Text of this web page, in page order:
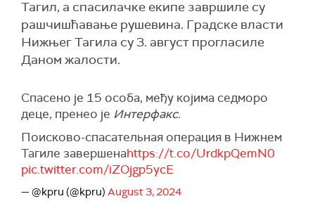
Тагил, а спасилачке екипе завршиле су
рашчишћавање рушевина. Градске власти
Нижњег Тагила су 3. август прогласиле
Даном жалости.
Спасено је 15 особа, међу којима седморо
деце, пренео је Интерфакс.
Поисково-спасательная операция в Нижнем
Тагиле завершенаhttps://t.co/UrdkpQemN0
pic.twitter.com/iZOjgp5ycE
— @kpru (@kpru) August 3, 2024